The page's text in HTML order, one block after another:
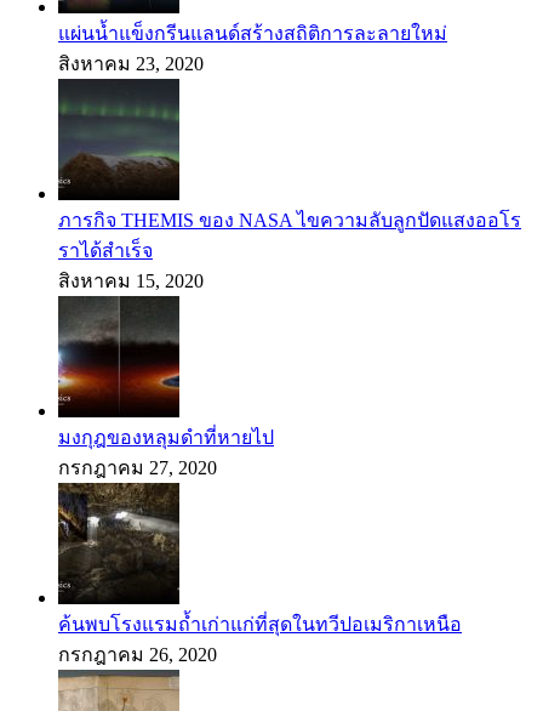
แผ่นน้ำแข็งกรีนแลนด์สร้างสถิติการละลายใหม่
สิงหาคม 23, 2020
ภารกิจ THEMIS ของ NASA ไขความลับลูกปัดแสงออโร
ราได้สำเร็จ
สิงหาคม 15, 2020
มงกุฎของหลุมดำที่หายไป
กรกฎาคม 27, 2020
ค้นพบโรงแรมถ้ำเก่าแก่ที่สุดในทวีปอเมริกาเหนือ
กรกฎาคม 26, 2020